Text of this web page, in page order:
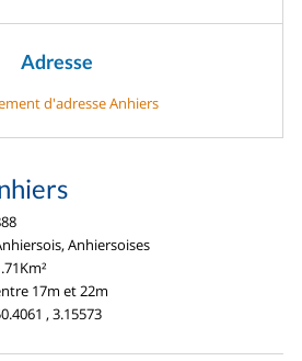
Adresse
d'adresse Anhiers
Anhiersoises
17m et 22m
, 3.15573